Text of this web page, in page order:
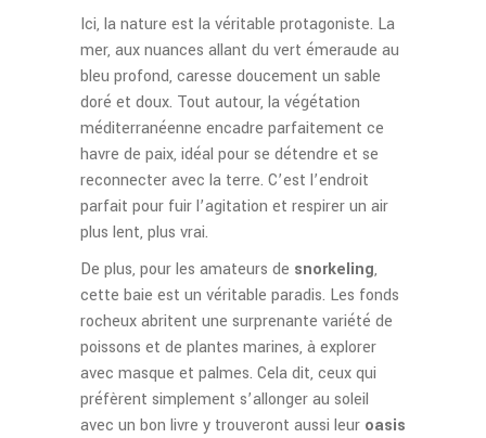
Ici, la nature est la véritable protagoniste. La
mer, aux nuances allant du vert émeraude au
bleu profond, caresse doucement un sable
doré et doux. Tout autour, la végétation
méditerranéenne encadre parfaitement ce
havre de paix, idéal pour se détendre et se
reconnecter avec la terre. C’est l’endroit
parfait pour fuir l’agitation et respirer un air
plus lent, plus vrai.
De plus, pour les amateurs de snorkeling,
cette baie est un véritable paradis. Les fonds
rocheux abritent une surprenante variété de
poissons et de plantes marines, à explorer
avec masque et palmes. Cela dit, ceux qui
préfèrent simplement s’allonger au soleil
avec un bon livre y trouveront aussi leur oasis